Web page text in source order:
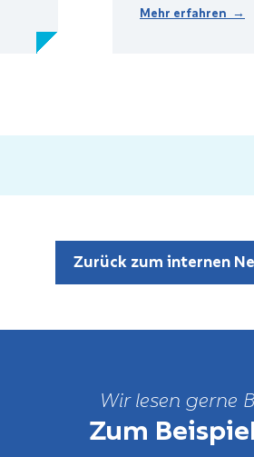
Mehr erfahren →
Zurück zum internen
Wir lesen gerne
Zum